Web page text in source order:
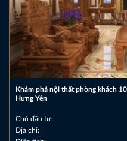
Khám phá nội thất phòng khách
Hưng Yên
Chủ đầu tư:
Địa chỉ: